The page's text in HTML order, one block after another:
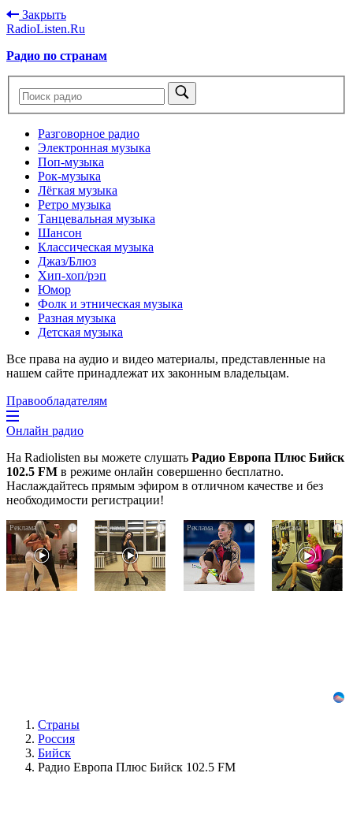
Закрыть
RadioListen.Ru
Радио по странам
Разговорное радио
Электронная музыка
Поп-музыка
Рок-музыка
Лёгкая музыка
Ретро музыка
Танцевальная музыка
Шансон
Классическая музыка
Джаз/Блюз
Хип-хоп/рэп
Юмор
Фолк и этническая музыка
Разная музыка
Детская музыка
Все права на аудио и видео материалы, представленные на
нашем сайте принадлежат их законным владельцам.
Правообладателям
Онлайн радио
На Radiolisten вы можете слушать Радио Европа Плюс Бийск
102.5 FM в режиме онлайн совершенно бесплатно.
Наслаждайтесь прямым эфиром в отличном качестве и без
необходимости регистрации!
i
Ролик
длится
пару
секунд,
но
i
Ролик
Омска:
будете
i
Канадская
гимнастка
Беззубенко
призналась,
чем
i
Страны
Россия
Бийск
Радио Европа Плюс Бийск 102.5 FM